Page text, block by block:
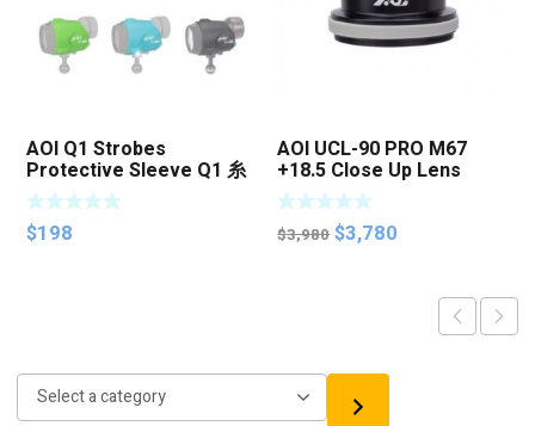
Select
a
AOI Q1 Strobes
Protective Sleeve Q1 糸
列閃燈保護套
$198
AOI UCL-90 PRO M67
+18.5 Close Up Lens
$3,980Original
$3,780
$3,780.